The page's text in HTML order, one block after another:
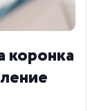
коронка